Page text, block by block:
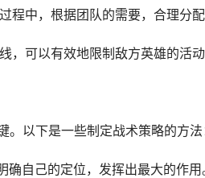
程中，根据团队的需要，合理分
，可以有效地限制敌方英雄的活
。以下是一些制定战术策略的方法
确自己的定位，发挥出最大的作用